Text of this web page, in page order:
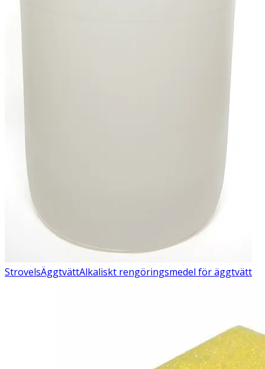
StrovelsÄggtvättAlkaliskt rengöringsmedel för äggtvätt